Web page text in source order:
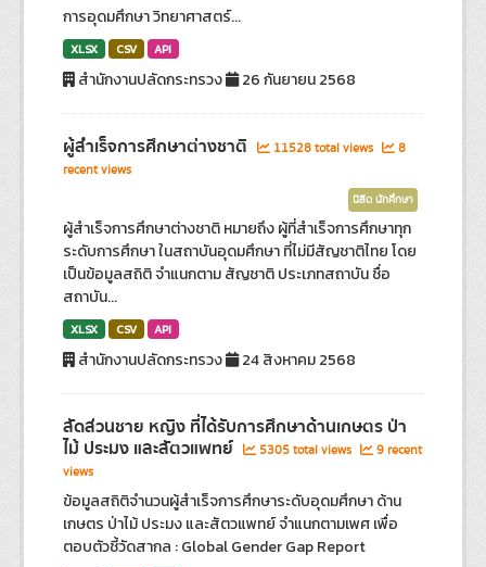
การอุดมศึกษา วิทยาศาสตร์...
XLSX CSV API
สำนักงานปลัดกระทรวง 26 กันยายน 2568
ผู้สำเร็จการศึกษาต่างชาติ 11528 total views
8
recent views
นิสิต นักศึกษา
ผู้สำเร็จการศึกษาต่างชาติ หมายถึง ผู้ที่สำเร็จการศึกษาทุก
ระดับการศึกษา ในสถาบันอุดมศึกษา ที่ไม่มีสัญชาติไทย โดย
เป็นข้อมูลสถิติ จำแนกตาม สัญชาติ ประเภทสถาบัน ชื่อ
สถาบัน...
XLSX CSV API
สำนักงานปลัดกระทรวง 24 สิงหาคม 2568
สัดส่วนชาย หญิง ที่ได้รับการศึกษาด้านเกษตร ป่า
ไม้ ประมง และสัตวแพทย์ 5305 total views
9 recent
views
ข้อมูลสถิติจำนวนผู้สำเร็จการศึกษาระดับอุดมศึกษา ด้าน
เกษตร ป่าไม้ ประมง และสัตวแพทย์ จำแนกตามเพศ เพื่อ
ตอบตัวชี้วัดสากล : Global Gender Gap Report